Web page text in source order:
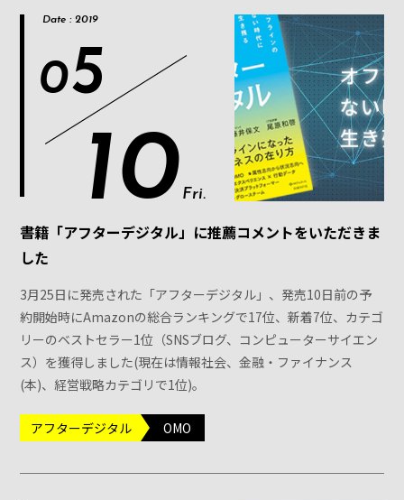
Date : 2019
05
10 Fri.
書籍「アフターデジタル」に推薦コメントをいただきま
した
3月25日に発売された「アフターデジタル」、発売10日前の予
約開始時にAmazonの総合ランキングで17位、新着7位、カテゴ
リーのベストセラー1位（SNSブログ、コンピューターサイエン
ス）を獲得しました(現在は情報社会、金融・ファイナンス
(本)、経営戦略カテゴリで1位)。
アフターデジタル OMO